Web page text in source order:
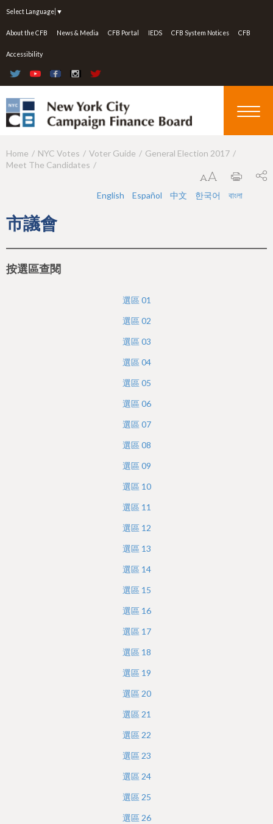
Select Language ▼
About the CFB News & Media CFB Portal IEDS CFB System Notices CFB
Accessibility
Y
a
h
Home NYC Votes Voter Guide
General Election 2017
Meet The Candidates
English Español 中文 한국어 বাংলা
市議會
按選區查閱
選區01
選區02
選區03
選區04
選區05
選區06
選區07
選區08
選區09
選區 10
選區 11
選區 12
選區 13
選區 14
選區 15
選區 16
選區 17
選區 18
選區 19
選區 20
選區 21
選區 22
選區 23
選區 24
選區 25
選區 26